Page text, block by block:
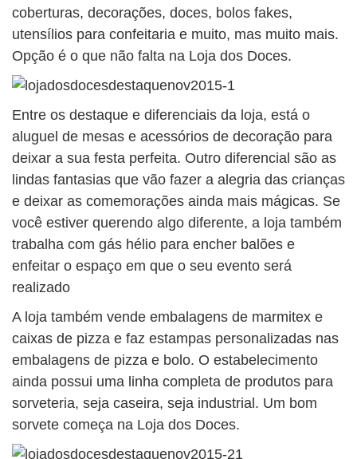
coberturas, decorações, doces, bolos fakes,
utensílios para confeitaria e muito, mas muito mais.
Opção é o que não falta na Loja dos Doces.
Entre os destaque e diferenciais da loja, está o
aluguel de mesas e acessórios de decoração para
deixar a sua festa perfeita. Outro diferencial são as
lindas fantasias que vão fazer a alegria das crianças
e deixar as comemorações ainda mais mágicas. Se
você estiver querendo algo diferente, a loja também
trabalha com gás hélio para encher balões e
enfeitar o espaço em que o seu evento será
realizado
A loja também vende embalagens de marmitex e
caixas de pizza e faz estampas personalizadas nas
embalagens de pizza e bolo. O estabelecimento
ainda possui uma linha completa de produtos para
sorveteria, seja caseira, seja industrial. Um bom
sorvete começa na Loja dos Doces.